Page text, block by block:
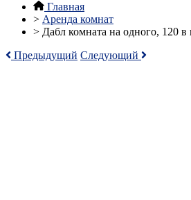
Главная
> Аренда комнат
> Дабл комната на одного, 120
Предыдущий Следующий